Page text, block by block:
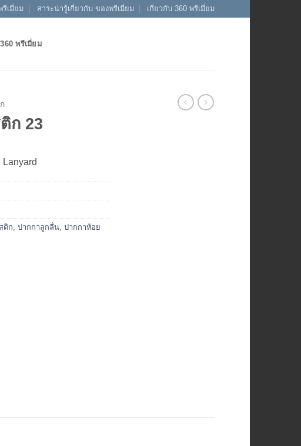
เมี่ยม สาระน่ารู้เกี่ยวกับ ของพรีเมี่ยม เกี่ยวกับ 360 พรีเมี่ยม
พรีเมี่ยม
ก 23
Lanyard
ติก ปากกาลูกลื่น ปากกาห้อย